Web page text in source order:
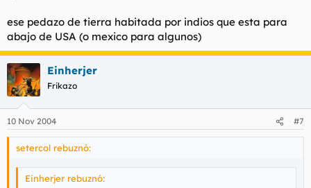
ese pedazo de tierra habitada por indios que esta para
abajo de USA (o mexico para algunos)
Einherjer
Frikazo
10 Nov 2004 #7
setercol rebuznó:
Einherjer rebuznó: